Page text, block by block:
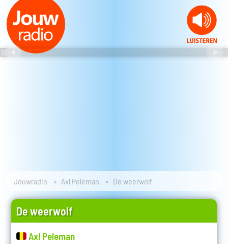
Jouwradio Axl Peleman De weerwolf
De weerwolf
Axl Peleman